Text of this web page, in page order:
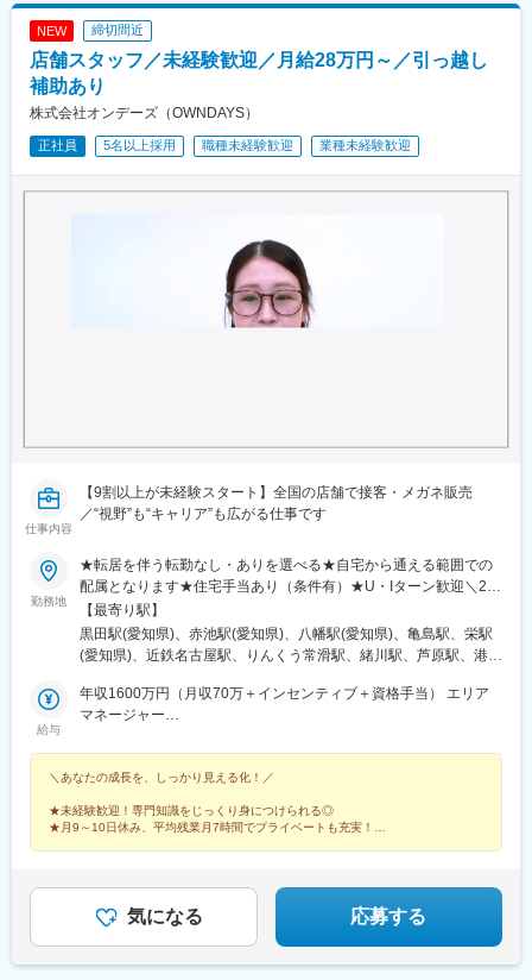
駅、自動車学校前駅、野町駅、野々市駅(ＩＲいしかわ鉄道線)、宇
野気駅、森本駅、良川駅、小松駅、千葉ニュータウン中央駅、南
酒々井駅、新津田沼駅、成田駅、京成千葉駅、稲毛海岸駅、幕張
豊砂駅、南船橋駅、船橋駅、柏の葉キャンパス駅、逆井駅、南柏
駅、新浦安駅、地区センター駅、ちはら台駅、木更津駅、宇野辺
駅、りんくうタウン駅、なんば駅(南海線)、長原駅(大阪府)、高槻
駅、忍ケ丘駅、大日駅、河内天美駅、大阪難波駅、近鉄日本橋
駅、大分駅、長崎駅(長崎県)、大塔駅、大村駅(長崎県)、出雲市
大森海岸駅、銀座一丁目駅、市場前駅、玉川上水駅、武蔵小山
駅、赤羽駅、自由が丘駅、学芸大学駅、立飛駅、大泉学園駅、南
砂町駅、東京テレポート駅、新橋駅、新宿三丁目駅、新宿駅(東京
メトロ)、秋葉原駅、大手町駅(東京都)、秋津駅、高幡不動駅、豊
県)、郡山駅(福島県)、伊達駅、別府駅(兵庫県)、西神中央駅、神戸
駅、道場南口駅、飾磨駅、浦添前田駅、てだこ浦西駅、小禄駅、
古島駅、おもろまち駅、木曽川駅、栄生駅、栄町駅(愛知県)、名古
綱島駅、新高島駅、下飯田駅、馬車道駅、海老名駅(相模線)、横須
賀駅、茅ケ崎駅、溝の口駅、川崎駅、石上駅、新静岡駅、新浜松
駅、津田沼駅、千葉駅、京成船橋駅、公園駅、茨木駅、なんば駅
(地下鉄)、高槻市駅、日本橋駅(大阪府)、梅田駅(地下鉄)、西梅田
駅、長崎駅前駅、虎ノ門駅、原宿駅、神泉駅、牛込神楽坂駅、銀
駅、九品仏駅、高松駅(東京都)、台場駅、汐留駅、新宿御苑前駅、
新宿西口駅、岩本町駅、東京駅、新秋津駅、程久保駅、春日駅(東
寿川駅、神戸駅(兵庫県)、赤嶺駅、名鉄名古屋駅、矢場町駅、西川
緑道公園駅、九条駅(京都府)、熊本城・市役所前駅、二本木口駅、
追分駅(三重県)、都通駅、高島町駅、高津駅(神奈川県)、日吉町
駅、第一通り駅、京成津田沼駅、栄町駅(千葉県)、東海神駅、井野
駅、上野御徒町駅、奥沢駅、泉体育館駅、東京国際クルーズター
ミナル駅、内幸町駅、西武新宿駅、淡路町駅、二重橋前駅、水道
橋駅、立川南駅、天神南駅、旦過駅、三宮駅(神戸新交通)、西元町
NEW 締切間近
店舗スタッフ／未経験歓迎／月給28万円～／引っ越し
補助あり
株式会社オンデーズ（OWNDAYS）
正社員 5名以上採用 職種未経験歓迎 業種未経験歓迎
仕事内容
【9割以上が未経験スタート】全国の店舗で接客・メガネ販売
／“視野”も“キャリア”も広がる仕事です
勤務地
★転居を伴う転勤なし・ありを選べる★自宅から通える範囲での
配属となります★住宅手当あり（条件有）★U・Iターン歓迎＼26
年下期オープン！／イオンモール伊達店（福島県）西武飯能ぺぺ
店（埼玉県） ＼積極募集中店舗／新宿東口店、有楽町マルイ店、
渋谷ロフト店 他東京都内37店舗名古屋ゲートウォーク店、イオ
んばCITY店 他大阪府内15店舗＼エリアマネージャーが語る各エ
リアの魅力／★20代の若いスタッフが中心で、年齢が近いため和
流が盛んです！ （関東エリア）＜募集店舗一覧＞■東北秋田、福
島■関東東京、神奈川、千葉、埼玉、茨城、栃木■中部静岡、愛
知、岐阜、三重■北陸石川、富山、新潟■関西大阪、兵庫■中国・
四国岡山、島根■九州福岡、宮崎、長崎、佐賀、熊本、大分、鹿児
【最寄り駅】
黒田駅(愛知県)、赤池駅(愛知県)、八幡駅(愛知県)、亀島駅、栄駅
(愛知県)、近鉄名古屋駅、りんくう常滑駅、緒川駅、芦原駅、港区
中駅、上前津駅、ひたち野うしく駅、水戸駅、東海駅、岡山駅、
球場前駅(岡山県)、新加納駅、美濃青柳駅、土岐市駅、モレラ岐阜
馬総社駅、佐賀駅、虹ノ松原駅、浦和駅、さいたま新都心駅、大
宮駅(埼玉県)、浦和美園駅、南浦和駅、藤の牛島駅、小手指駅、所
沢駅、志木駅、ふかや花園駅、西川口駅、越谷レイクタウン駅、
北戸田駅、戸田公園駅、新三郷駅、朝霞駅、武蔵藤沢駅、鶴瀬
鹿児島中央駅前駅、羽後本荘駅、亀田駅、伊勢原駅、新綱島駅、
横浜駅、たまプラーザ駅、ゆめが丘駅、京急鶴見駅、鴨居駅、海
給与
年収1600万円（月収70万＋インセンティブ＋資格手当） エリア
マネージャー
社歴5年
＼あなたの成長を、しっかり見える化！／
★未経験歓迎！専門知識をじっくり身につけられる◎
★月9～10日休み、平均残業月7時間でプライベートも充実！
気になる 応募する